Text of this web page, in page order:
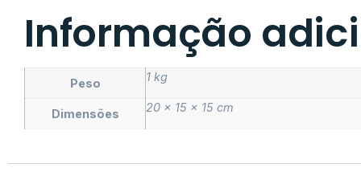
Informação
Peso 1 kg
Dimensões 20 × 15 × 15 cm